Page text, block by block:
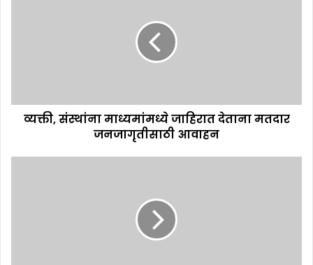
व्यक्ती, संस्थांना माध्यमांमध्ये जाहिरात देताना मतदार
जनजागृतीसाठी आवाहन